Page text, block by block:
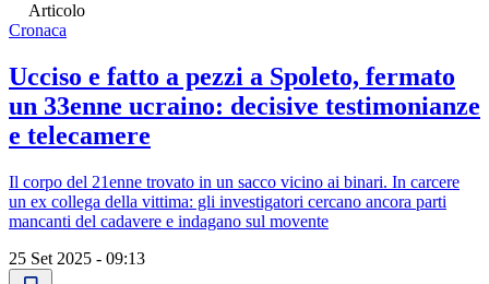
Articolo
Cronaca
Ucciso e fatto a pezzi a Spoleto, fermato
un 33enne ucraino: decisive testimonianze
e telecamere
Il corpo del 21enne trovato in un sacco vicino ai binari. In carcere
un ex collega della vittima: gli investigatori cercano ancora parti
mancanti del cadavere e indagano sul movente
25 Set 2025 - 09:13